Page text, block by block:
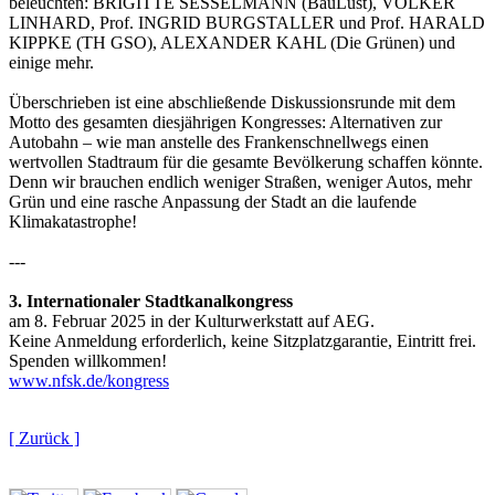
LINHARD, Prof. INGRID BURGSTALLER und Prof. HARALD
KIPPKE (TH GSO), ALEXANDER KAHL (Die Grünen) und
einige mehr.
Überschrieben ist eine abschließende Diskussionsrunde mit dem
Motto des gesamten diesjährigen Kongresses: Alternativen zur
Autobahn – wie man anstelle des Frankenschnellwegs einen
wertvollen Stadtraum für die gesamte Bevölkerung schaffen könnte.
Denn wir brauchen endlich weniger Straßen, weniger Autos, mehr
Grün und eine rasche Anpassung der Stadt an die laufende
Klimakatastrophe!
---
3. Internationaler Stadtkanalkongress
am 8. Februar 2025 in der Kulturwerkstatt auf AEG.
Keine Anmeldung erforderlich, keine Sitzplatzgarantie, Eintritt frei.
Spenden willkommen!
www.nfsk.de/kongress
[ Zurück ]